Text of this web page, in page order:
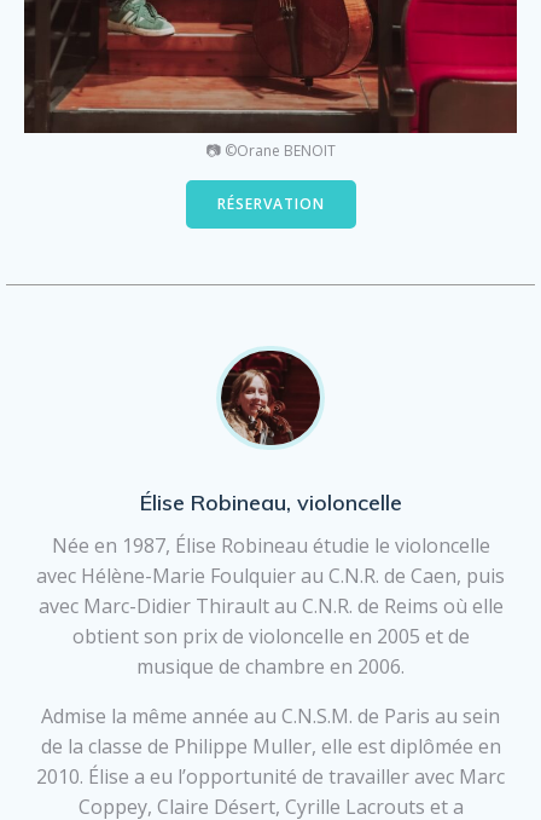
📷 ©Orane BENOIT
RÉSERVATION
Élise Robineau, violoncelle
Née en 1987, Élise Robineau étudie le violoncelle
avec Hélène-Marie Foulquier au C.N.R. de Caen, puis
avec Marc-Didier Thirault au C.N.R. de Reims où elle
obtient son prix de violoncelle en 2005 et de
musique de chambre en 2006.
Admise la même année au C.N.S.M. de Paris au sein
de la classe de Philippe Muller, elle est diplômée en
2010. Élise a eu l’opportunité de travailler avec Marc
Coppey, Claire Désert, Cyrille Lacrouts et a